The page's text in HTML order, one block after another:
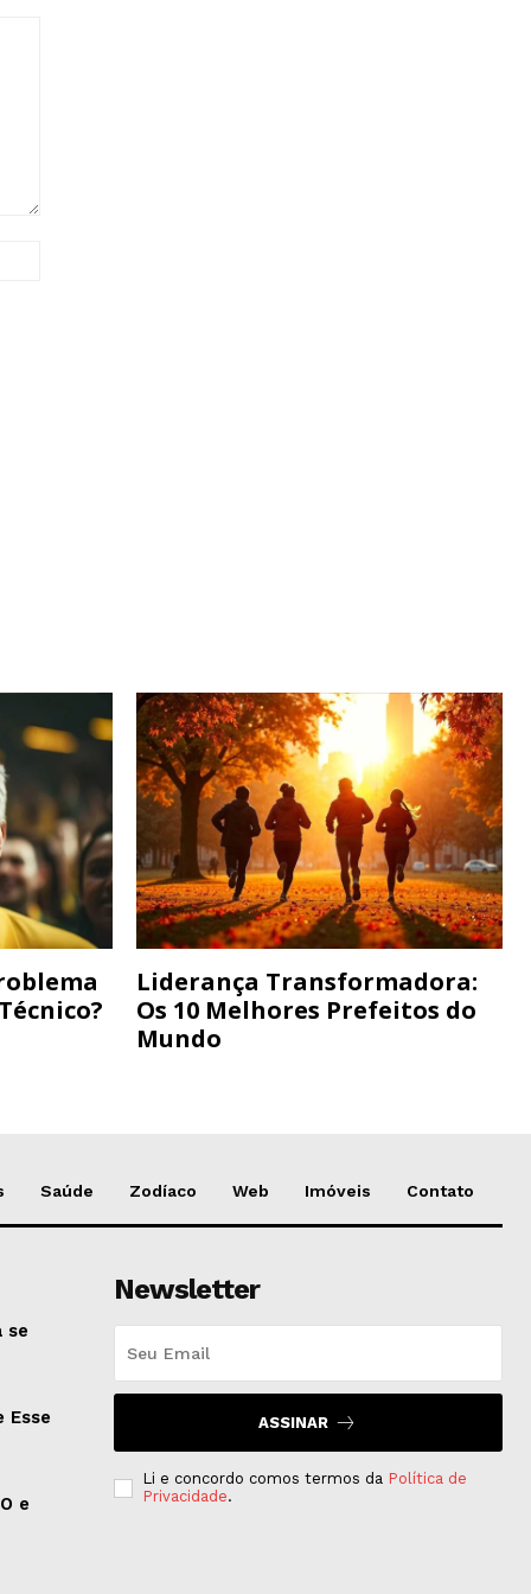
Liderança Transformadora:
Os 10 Melhores Prefeitos do
Mundo
Saúde Zodíaco Web Imóveis Contato
se
Esse
e
Newsletter
ASSINAR
Li e concordo comos termos da Política de
Privacidade.